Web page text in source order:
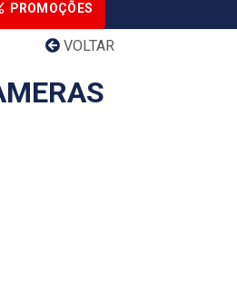
PROMOÇÕES
VOLTAR